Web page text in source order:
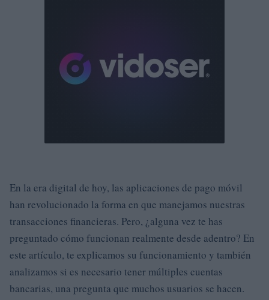
En la era digital de hoy, las aplicaciones de pago móvil
han revolucionado la forma en que manejamos nuestras
transacciones financieras. Pero, ¿alguna vez te has
preguntado cómo funcionan realmente desde adentro? En
este artículo, te explicamos su funcionamiento y también
analizamos si es necesario tener múltiples cuentas
bancarias, una pregunta que muchos usuarios se hacen.